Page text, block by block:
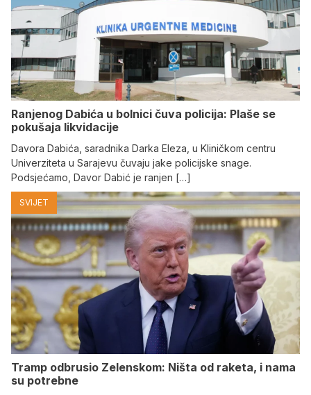
Ranjenog Dabića u bolnici čuva policija: Plaše se
pokušaja likvidacije
Davora Dabića, saradnika Darka Eleza, u Kliničkom centru
Univerziteta u Sarajevu čuvaju jake policijske snage.
Podsjećamo, Davor Dabić je ranjen […]
SVIJET
Tramp odbrusio Zelenskom: Ništa od raketa, i nama
su potrebne